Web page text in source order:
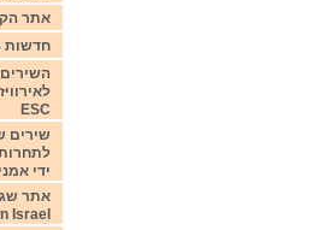
אתר
חדשות News
ESC
שירים
ידי
Israel